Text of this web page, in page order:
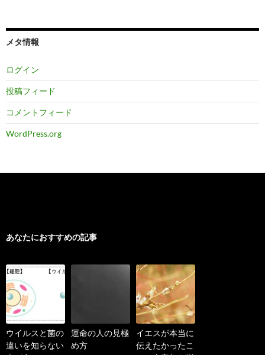
メタ情報
ログイン
投稿フィード
コメントフィード
WordPress.org
あなたにおすすめの記事
ウイルスと菌の
違いを知らない
運命の人の見極
め方
イエスが本当に
伝えたかったこ